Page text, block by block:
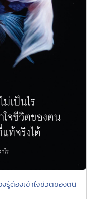
รู้ต้องเข้าใจชีวิตของตน